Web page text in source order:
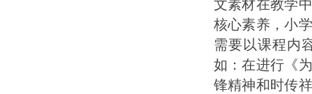
文素材在教学
核心素养，小
需要以课程内
如：在进行《
锋精神和时传